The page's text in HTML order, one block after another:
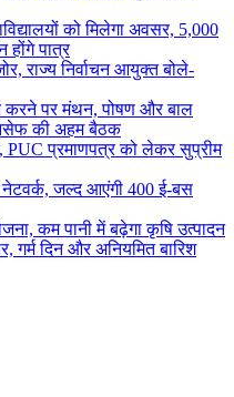
को मिलेगा अवसर, 5,000
पात्र
राज्य निर्वाचन आयुक्त बोले-
करने पर मंथन, पोषण और बाल
की अहम बैठक
PUC प्रमाणपत्र को लेकर सुप्रीम
नेटवर्क, जल्द आएंगी 400 ई-बस
कम पानी में बढ़ेगा कृषि उत्पादन
गर्म दिन और अनियमित बारिश